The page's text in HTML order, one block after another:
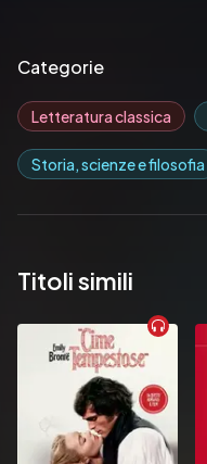
Chiesa.
Categorie
Letteratura classica
Storia, scienze e filosofia
Titoli simili